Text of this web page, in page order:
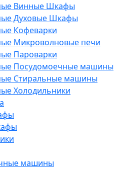
Винные Шкафы
Духовые Шкафы
Кофеварки
Микроволновые печи
Пароварки
Посудомоечные машины
Стиральные машины
Холодильники
машины